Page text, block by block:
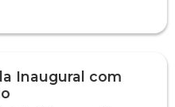
Inaugural com